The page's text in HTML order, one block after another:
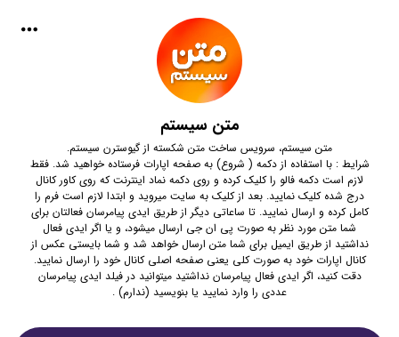
متن سیستم
متن سیستم، سرویس ساخت متن شکسته از گیوسترن سیستم.
شرایط : با استفاده از دکمه ( شروع) به صفحه اپارات فرستاده خواهید شد. فقط
لازم است دکمه فالو را کلیک کرده و روی دکمه نماد اینترنت که روی کاور کانال
درج شده کلیک نمایید. بعد از کلیک به سایت میروید و ابتدا لازم است فرم را
کامل کرده و ارسال نمایید. تا ساعاتی دیگر از طریق ایدی پیامرسان فعالتان برای
شما متن مورد نظر به صورت پی ان جی ارسال میشود، و یا اگر ایدی فعال
نداشتید از طریق ایمیل برای شما متن ارسال خواهد شد و شما بایستی عکس از
کانال اپارات خود به صورت کلی یعنی صفحه اصلی کانال خود را ارسال نمایید.
دقت کنید، اگر ایدی فعال پیامرسان نداشتید میتوانید در فیلد ایدی پیامرسان
عددی را وارد نمایید یا بنویسید (ندارم) .